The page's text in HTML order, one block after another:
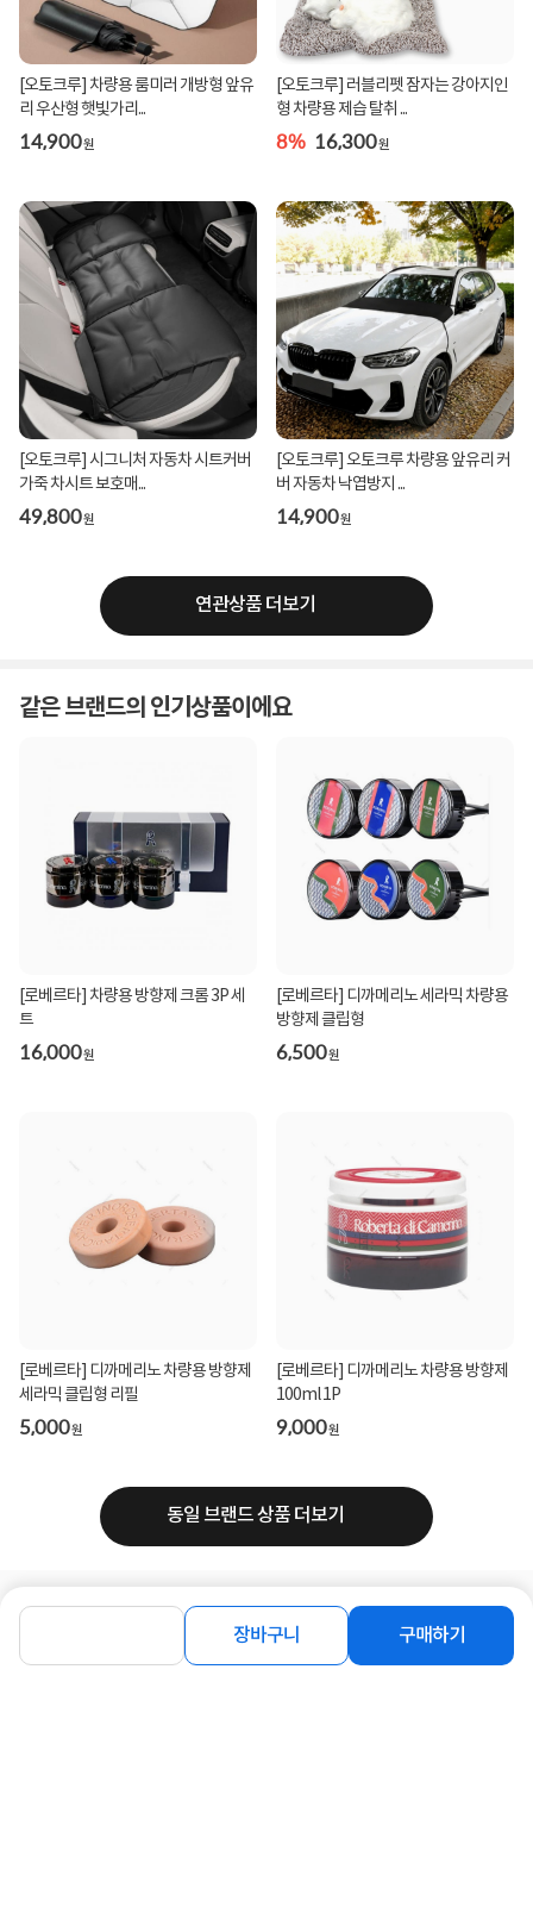
장바구니 구매하기
[오토크루] 차량용 룸미러 개방형 앞유
리 우산형 햇빛가리...
14,900원
[오토크루] 러블리펫 잠자는 강아지인
형 차량용 제습 탈취 ...
8% 16,300원
[오토크루] 시그니처 자동차 시트커버
가죽 차시트 보호매...
49,800원
[오토크루] 오토크루 차량용 앞유리 커
버 자동차 낙엽방지 ...
14,900원
연관상품 더보기
같은 브랜드의 인기상품이에요
[로베르타] 차량용 방향제 크롬 3P 세
트
16,000원
[로베르타] 디까메리노 세라믹 차량용
방향제 클립형
6,500원
[로베르타] 디까메리노 차량용 방향제
세라믹 클립형 리필
5,000원
[로베르타] 디까메리노 차량용 방향제
100ml 1P
9,000원
동일 브랜드 상품 더보기
로그인 공지사항오시는길회사소개 PC버전
1588-8377 컴퓨존 APP